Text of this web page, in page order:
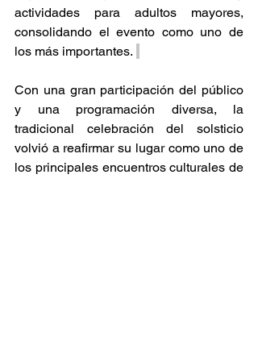
actividades para adultos mayores,
consolidando el evento como uno de
los más importantes.
Con una gran participación del público
y una programación diversa, la
tradicional celebración del solsticio
volvió a reafirmar su lugar como uno de
los principales encuentros culturales de